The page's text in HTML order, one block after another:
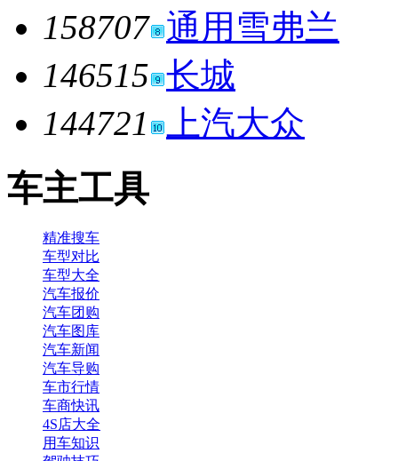
158707 通用雪弗兰
146515 长城
144721
上汽大众
车主工具
精准搜车
车型对比
车型大全
汽车报价
汽车团购
汽车图库
汽车新闻
汽车导购
车市行情
车商快讯
4S店大全
用车知识